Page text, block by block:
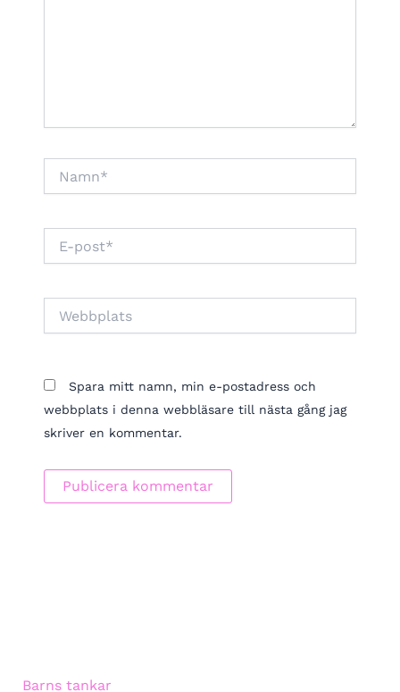
post*
Spara mitt namn, min e-postadress och
webbplats i denna webbläsare till nästa gång jag
skriver en kommentar.
Barns tankar